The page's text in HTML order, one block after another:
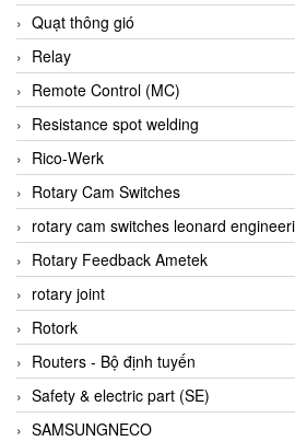
BlackBox Vietnam
BLAGDON PUMP
Bloom Engineering
Boneng
Bopp & Reuther Messtechnik
Bosch
Boydcorp
BRAUN Vietnam
Brinkmann Pumpen
BRONKHORST
Brook Instrument
Brooks Instrument Vietnam
Buhler
Quạt thông gió
Relay
Remote Control (MC)
Resistance spot welding
Rico-Werk
Rotary Cam Switches
rotary cam switches leonard
Rotary Feedback Ametek
rotary joint
Rotork
Routers - Bộ định tuyến
Safety & electric part (SE)
SAMSUNGNECO